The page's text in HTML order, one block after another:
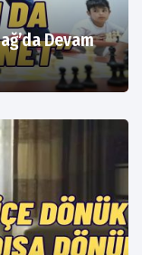
Devam